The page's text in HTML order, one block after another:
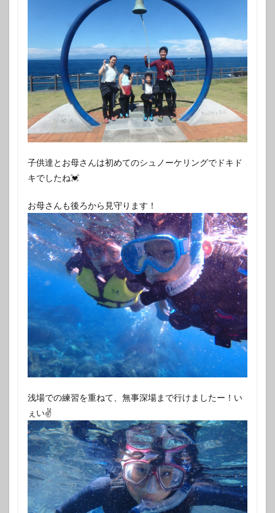
子供達とお母さんは初めてのシュノーケリングでドキド
キでしたね💓
お母さんも後ろから見守ります！
浅場での練習を重ねて、無事深場まで行けましたー！い
ぇい✌️